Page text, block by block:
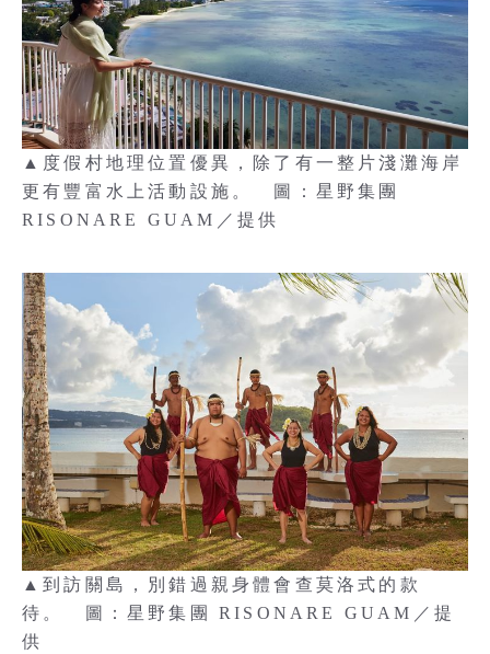
▲度假村地理位置優異，除了有一整片淺灘海岸
更有豐富水上活動設施。 圖：星野集團
RISONARE GUAM／提供
▲到訪關島，別錯過親身體會查莫洛式的款
待。 圖：星野集團 RISONARE GUAM／提
供